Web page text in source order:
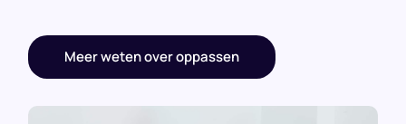
Meer weten over oppassen